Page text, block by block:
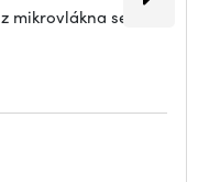
mikrovlákna se